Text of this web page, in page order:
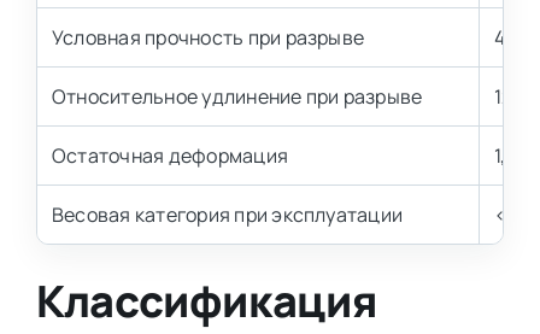
Условная прочность при разрыве 40
Относительное удлинение при разрыве 120
Остаточная деформация 1,0-
Весовая категория при эксплуатации <
Классификация